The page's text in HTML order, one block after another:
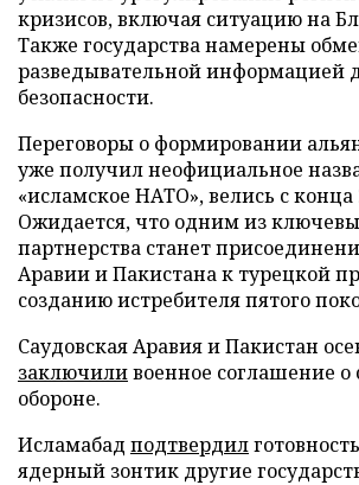
кризисов, включая ситуацию на
Также государства намерены
разведывательной информацией
безопасности.
Переговоры о формировании
уже получил неофициальное
«исламское НАТО», велись с конца
Ожидается, что одним из
партнерства станет
Аравии и Пакистана к турецкой
созданию истребителя пятого
Саудовская Аравия и Пакистан
заключиливоенное соглашение о
обороне.
Исламабад подтвердил
ядерный зонтик другие